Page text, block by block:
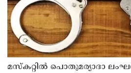
മസ്‌കറ്റില്‍ പൊതുമര്യാദാ